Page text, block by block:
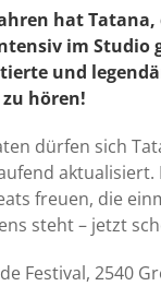
hat
im Studio
und
hören!
dürfen sich
freuen, die
steht – jetzt
Festival, 2540